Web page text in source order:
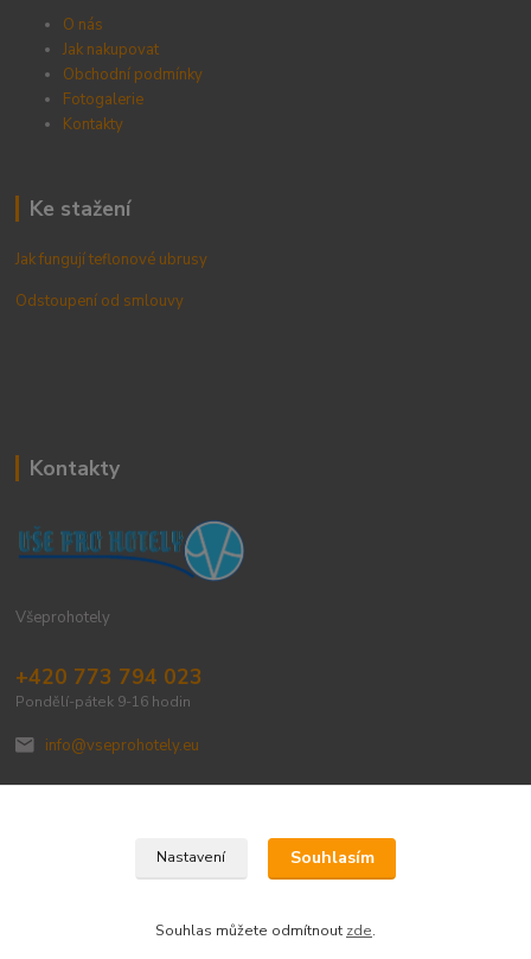
O nás
Jak nakupovat
Obchodní podmínky
Fotogalerie
Kontakty
Ke stažení
Jak fungují teflonové ubrusy
Odstoupení od smlouvy
Kontakty
Všeprohotely
+420 773 794 023
Pondělí-pátek 9-16 hodin
info@vseprohotely.eu
Upravit sběr cookies.
Nastavení Souhlasím
Souhlas můžete odmítnout zde.